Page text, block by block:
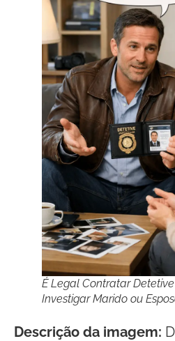
É Legal Contratar
Investigar Marido ou
Descrição da imagem: